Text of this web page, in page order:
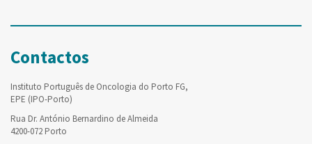
Contactos
Instituto Português de Oncologia do Porto FG,
EPE (IPO-Porto)
Rua Dr. António Bernardino de Almeida
4200-072 Porto